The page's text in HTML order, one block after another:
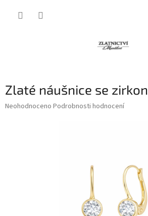
Zlaté náušnice se
Průměrné
Neohodnoceno Podrobnosti hodnocení